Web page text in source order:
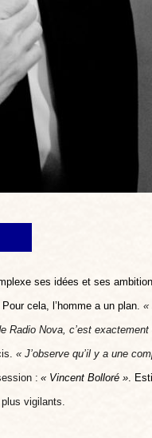
ses idées et ses
. Pour cela, l’homme a un plan. «
Radio Nova, c’est
« J’observe qu’il y a une
: « Vincent Bolloré »
vigilants.